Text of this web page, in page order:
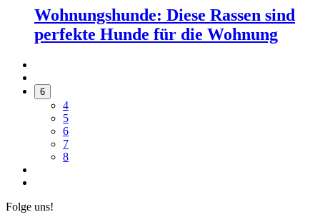
Wohnungshunde: Diese Rassen sind
perfekte Hunde für die Wohnung
6
4
5
6
7
8
Folge uns!